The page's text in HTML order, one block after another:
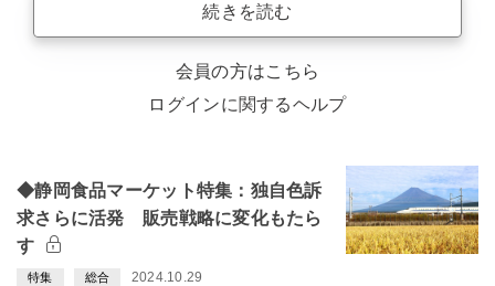
続きを読む
会員の方はこちら
ログインに関するヘルプ
◆静岡食品マーケット特集：独自色訴
求さらに活発 販売戦略に変化もたら
す
特集 総合 2024.10.29